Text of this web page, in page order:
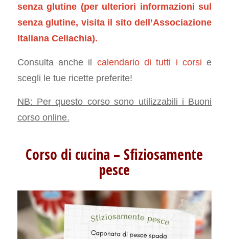
senza glutine (per ulteriori informazioni sul
senza glutine, visita il sito dell’Associazione
Italiana Celiachia).
Consulta anche il calendario di tutti i corsi e
scegli le tue ricette preferite!
NB: Per questo corso sono utilizzabili i Buoni
corso online.
Corso di cucina – Sfiziosamente
pesce